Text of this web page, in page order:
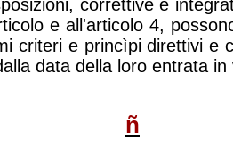
correttive e
e all'articolo 4,
criteri e princìpi direttivi e
data della loro entrata in
ñ